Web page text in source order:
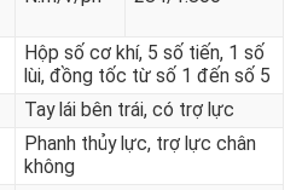
N.m/v/ph 284/1.800
Hộp số cơ khí, 5 số tiến, 1 số
lùi, đồng tốc từ số 1 đến số 5
Tay lái bên trái, có trợ lực